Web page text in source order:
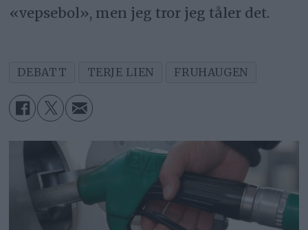
«vepsebol», men jeg tror jeg tåler det.
DEBATT TERJE LIEN FRUHAUGEN